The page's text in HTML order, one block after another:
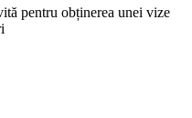
pentru obținerea unei vize